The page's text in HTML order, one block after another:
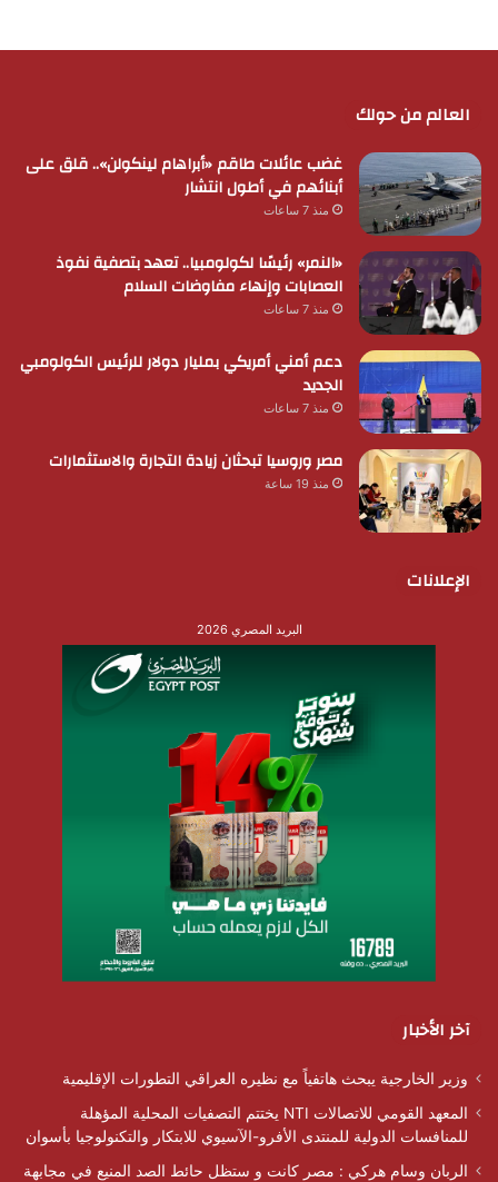
العالم من حولك
غضب عائلات طاقم «أبراهام لينكولن».. قلق على
أبنائهم في أطول انتشار
منذ 7 ساعات
«النمر» رئيسًا لكولومبيا.. تعهد بتصفية نفوذ
العصابات وإنهاء مفاوضات السلام
منذ 7 ساعات
دعم أمني أمريكي بمليار دولار للرئيس الكولومبي
الجديد
منذ 7 ساعات
مصر وروسيا تبحثان زيادة التجارة والاستثمارات
منذ 19 ساعة
الإعلانات
البريد المصري 2026
آخر الأخبار
وزير الخارجية يبحث هاتفياً مع نظيره العراقي التطورات الإقليمية
المعهد القومي للاتصالات NTI يختتم التصفيات المحلية المؤهلة
للمنافسات الدولية للمنتدى الأفرو-الآسيوي للابتكار والتكنولوجيا بأسوان
الربان وسام هركي : مصر كانت و ستظل حائط الصد المنيع في مجابهة